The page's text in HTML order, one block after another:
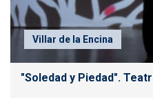
Villar de la Encina
"Soledad y Piedad".